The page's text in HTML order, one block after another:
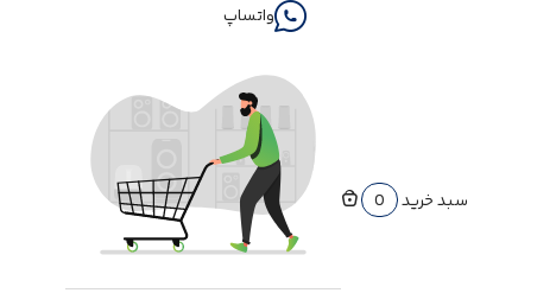
واتساپ
سبد خرید 0